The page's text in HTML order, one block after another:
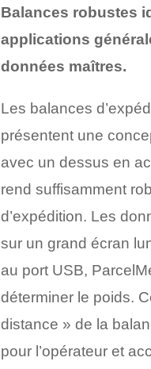
Balances robustes
applications
données maîtres.
Les balances
présentent une
avec un dessus en
rend suffisamment
d’expédition. Les
sur un grand écran
au port USB,
déterminer le poids.
distance » de la
pour l’opérateur et